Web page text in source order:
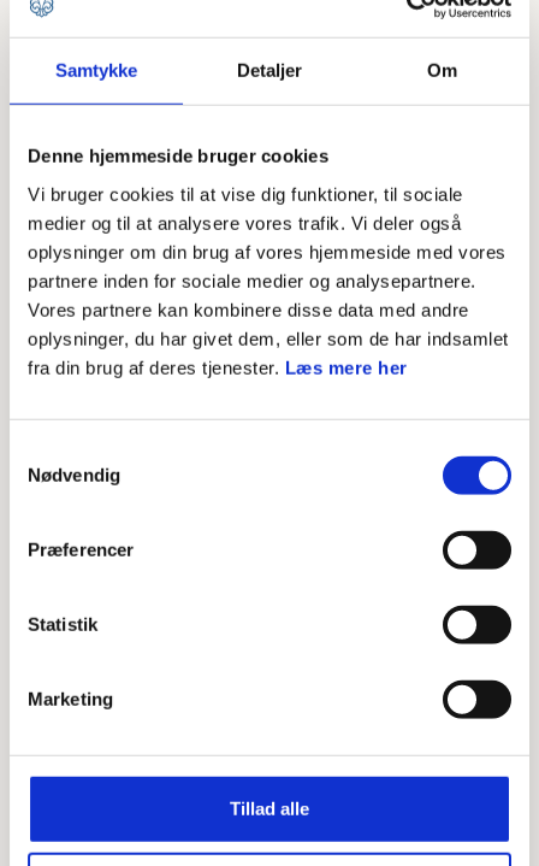
Samtykke Detaljer Om
Denne hjemmeside bruger cookies
Vi bruger cookies til at vise dig funktioner, til sociale
medier og til at analysere vores trafik. Vi deler også
oplysninger om din brug af vores hjemmeside med vores
partnere inden for sociale medier og analysepartnere.
Vores partnere kan kombinere disse data med andre
oplysninger, du har givet dem, eller som de har indsamlet
fra din brug af deres tjenester. Læs mere her
Nødvendig
Præferencer
Statistik
Marketing
Tillad alle
også søge kommunale puljer om penge til at starte
spejdergruppe . Find flere fonde og legater på
Legathåndbogen.
Kommunalt tilskud Kommunes skal ifølge
folkeoplysningsloven yde tilskud til foreninger. I skal
søge om at blive godkendt som forening.
Registreringer
og kommunalt tilskud. Vi anbefaler, at I bruger en
Gruppen skal have et CVR nummer,
som I kan oprette gratis på
https://indberet.virk.dk/myndigheder/stat/ERST/
(vælg Frivillig forening) med et personligt NemID.
Korpsets system medlemsservice
kan I bruge til at holde styr på jeres regnskab,